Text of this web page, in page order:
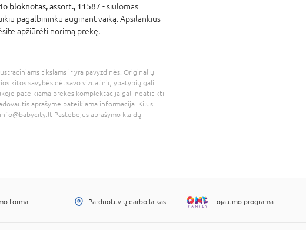
bloknotas, assort., 11587 - siūlomas
pagalbininku auginant vaiką. Apsilankius
apžiūrėti norimą prekę.
tikslams ir yra pavyzdinės. Originalių
kitos savybės dėl savo vizualinių ypatybių gali
pateikiama prekės komplektacija gali neatitikti
aprašyme pateikiama informacija. Kilus
info@babycity.lt Pastebėjus aprašymo klaidų
forma Parduotuvių darbo laikas Lojalumo programa